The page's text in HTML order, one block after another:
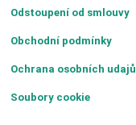
Odstoupení od smlouvy
Obchodní podmínky
Ochrana osobních udajů
Soubory cookie